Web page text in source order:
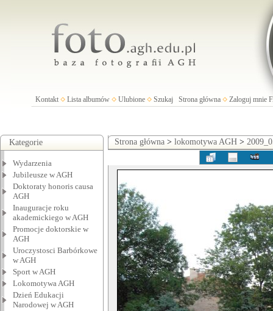
Kontakt Lista albumów Ulubione Szukaj Strona główna Zaloguj mnie
Kategorie
Wydarzenia
Jubileusze w AGH
Doktoraty honoris causa
AGH
Inauguracje roku
akademickiego w AGH
Promocje doktorskie w
AGH
Uroczystosci Barbórkowe
w AGH
Sport w AGH
Lokomotywa AGH
Dzień Edukacji
Narodowej w AGH
Strona główna > lokomotywa AGH >